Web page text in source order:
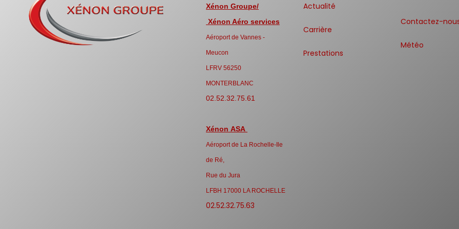
Xénon Groupe/
Xénon Aéro services
Aéroport de Vannes -
Meucon
LFRV 56250
MONTERBLANC
02.52.32.75.61
Xénon ASA
Aéroport de La Rochelle-Ile
de Ré,
Rue du Jura
LFBH 17000 LA ROCHELLE
02.52.32.75.63
Actualité
Carrière
Prestations
Contactez-
Météo